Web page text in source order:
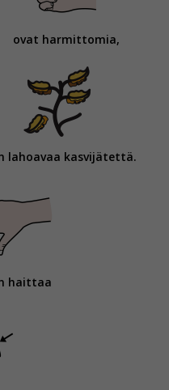
ovat harmittomia,
lahoavaa kasvijätettä.
haittaa